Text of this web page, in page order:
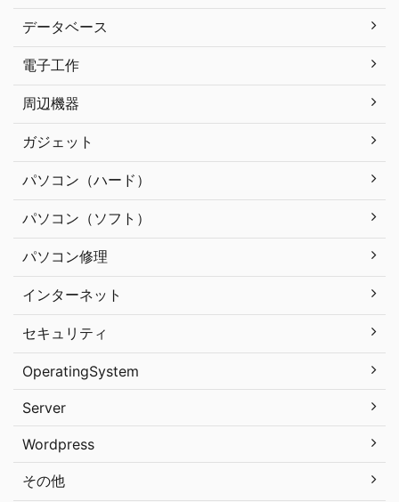
データベース
電子工作
周辺機器
ガジェット
パソコン（ハード）
パソコン（ソフト）
パソコン修理
インターネット
セキュリティ
OperatingSystem
Server
Wordpress
その他